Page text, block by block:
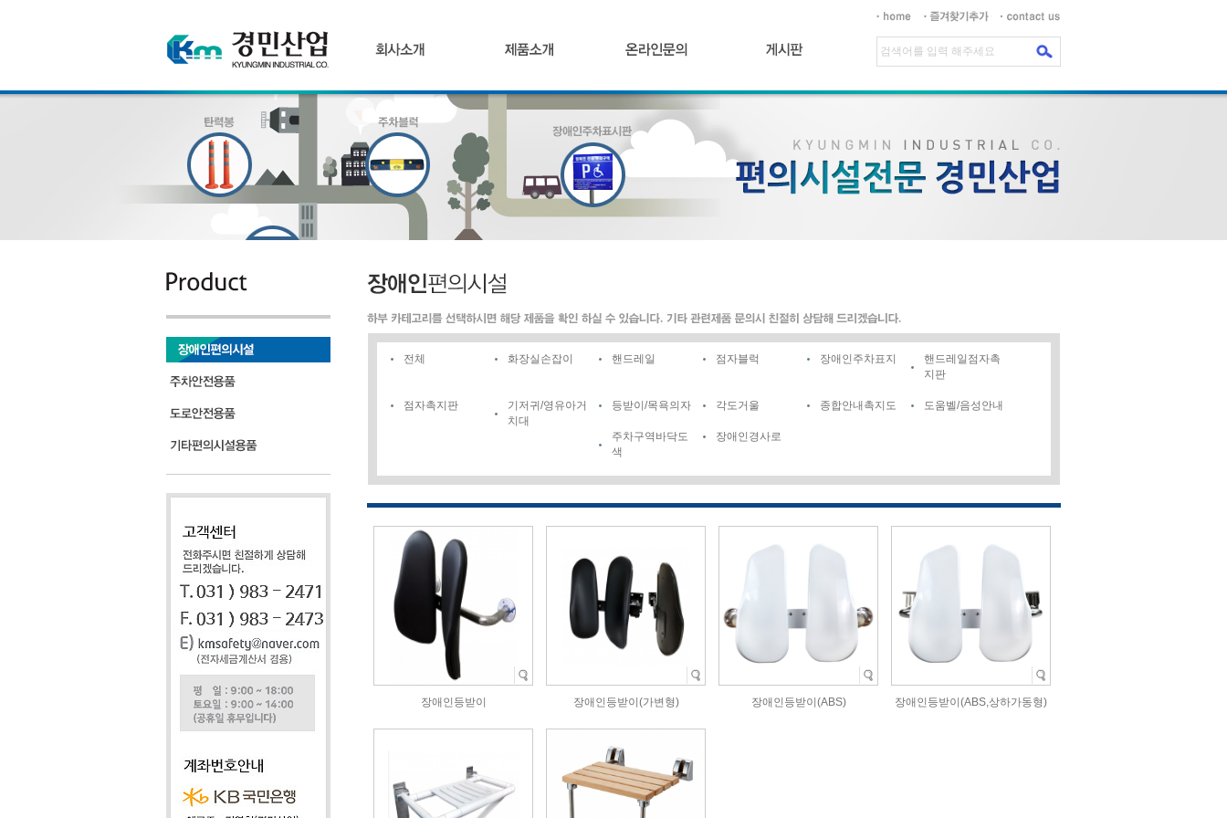
전체 화장실손잡이 핸드레일 점자블럭 장애인주차표지
핸드레일점자촉
지판
점자촉지판
기저귀/영유아거
치대
등받이/목욕의자 각도거울 종합안내촉지도 도움벨/음성안내
주차구역바닥도
색
장애인경사로
장애인등받이 장애인등받이(가변형) 장애인등받이(ABS) 장애인등받이(ABS,상하가동형)